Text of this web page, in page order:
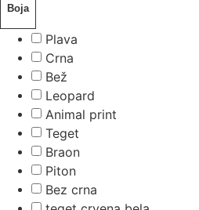
Boja
Plava
Crna
Bež
Leopard
Animal print
Teget
Braon
Piton
Bez crna